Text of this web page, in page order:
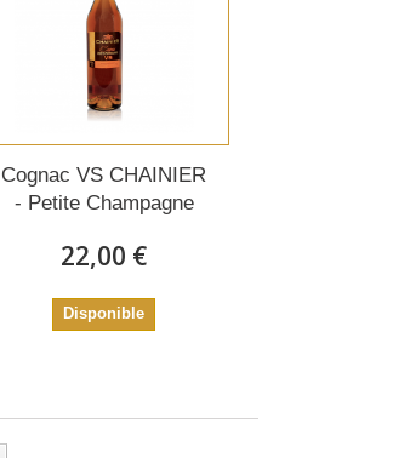
Cognac VS CHAINIER
- Petite Champagne
22,00 €
Disponible